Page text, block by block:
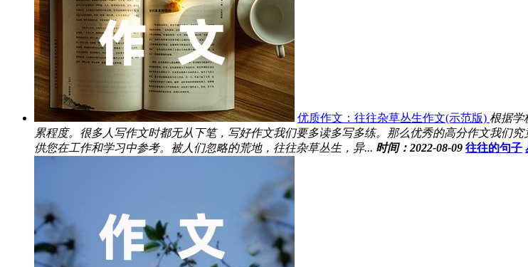
优质作文：往往杂草丛生作文(示范版) 根据学
累程度。很多人写作文时都无从下笔，写好作文我们要多读多写多练。那么优秀的高分作文我们
供您在工作和学习中参考。被人们忽略的荒地，往往杂草丛生，异... 时间：2022-08-09 往往的句子